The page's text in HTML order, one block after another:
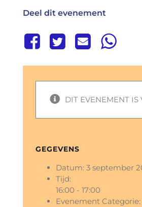
Deel dit evenement
DIT EVENEMENT IS
GEGEVENS
Datum: 3 september
Tijd:
16:00 - 17:00
Evenement Categorie: